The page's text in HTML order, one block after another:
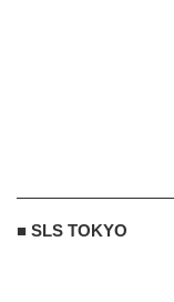
■ SLS TOKYO